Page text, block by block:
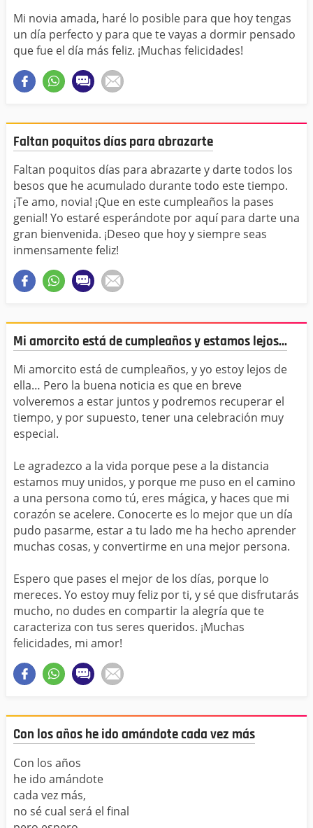
Mi novia amada, haré lo posible para que hoy tengas
un día perfecto y para que te vayas a dormir pensado
que fue el día más feliz. ¡Muchas felicidades!
Faltan poquitos días para abrazarte
Faltan poquitos días para abrazarte y darte todos los
besos que he acumulado durante todo este tiempo.
¡Te amo, novia! ¡Que en este cumpleaños la pases
genial! Yo estaré esperándote por aquí para darte una
gran bienvenida. ¡Deseo que hoy y siempre seas
inmensamente feliz!
Mi amorcito está de cumpleaños y estamos lejos...
Mi amorcito está de cumpleaños, y yo estoy lejos de
ella… Pero la buena noticia es que en breve
volveremos a estar juntos y podremos recuperar el
tiempo, y por supuesto, tener una celebración muy
especial.
Le agradezco a la vida porque pese a la distancia
estamos muy unidos, y porque me puso en el camino
a una persona como tú, eres mágica, y haces que mi
corazón se acelere. Conocerte es lo mejor que un día
pudo pasarme, estar a tu lado me ha hecho aprender
muchas cosas, y convertirme en una mejor persona.
Espero que pases el mejor de los días, porque lo
mereces. Yo estoy muy feliz por ti, y sé que disfrutarás
mucho, no dudes en compartir la alegría que te
caracteriza con tus seres queridos. ¡Muchas
felicidades, mi amor!
Con los años he ido amándote cada vez más
Con los años
he ido amándote
cada vez más,
no sé cual será el final